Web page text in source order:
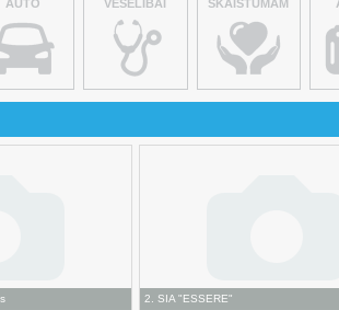
AUTO VESELĪBAI SKAISTUMAM
2 SIA "ESSERE"